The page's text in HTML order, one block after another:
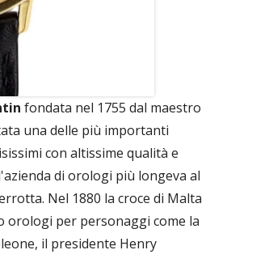
fondata nel 1755 dal maestro
una delle più importanti
con altissime qualità e
di orologi più longeva al
Nel 1880 la croce di Malta
orologi per personaggi come la
il presidente Henry